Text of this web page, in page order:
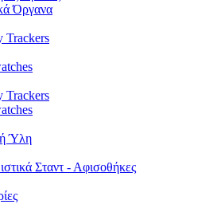
Όργανα
Trackers
Trackers
Ύλη
Σταντ - Αφισοθήκες